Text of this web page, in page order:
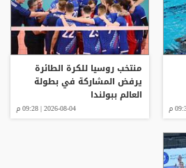
منتخب روسيا للكرة الطائرة
يرفض المشاركة في بطولة
العالم ببولندا
2026-08-04 | 09:28 م